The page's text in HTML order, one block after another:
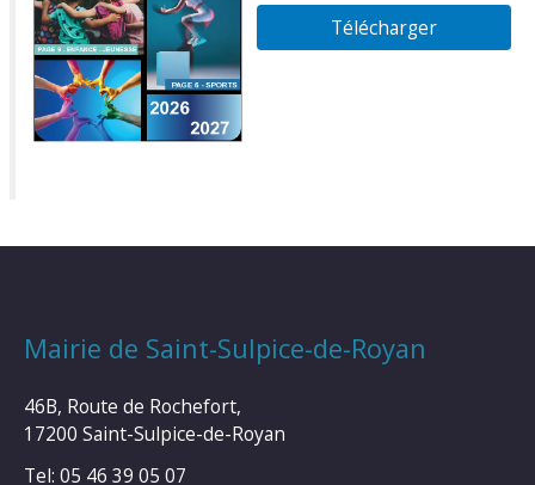
Télécharger
Mairie de Saint-Sulpice-de-Royan
46B, Route de Rochefort,
17200 Saint-Sulpice-de-Royan
Tel: 05 46 39 05 07